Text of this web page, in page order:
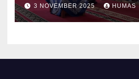
3 NOVEMBER 2025 HUMAS